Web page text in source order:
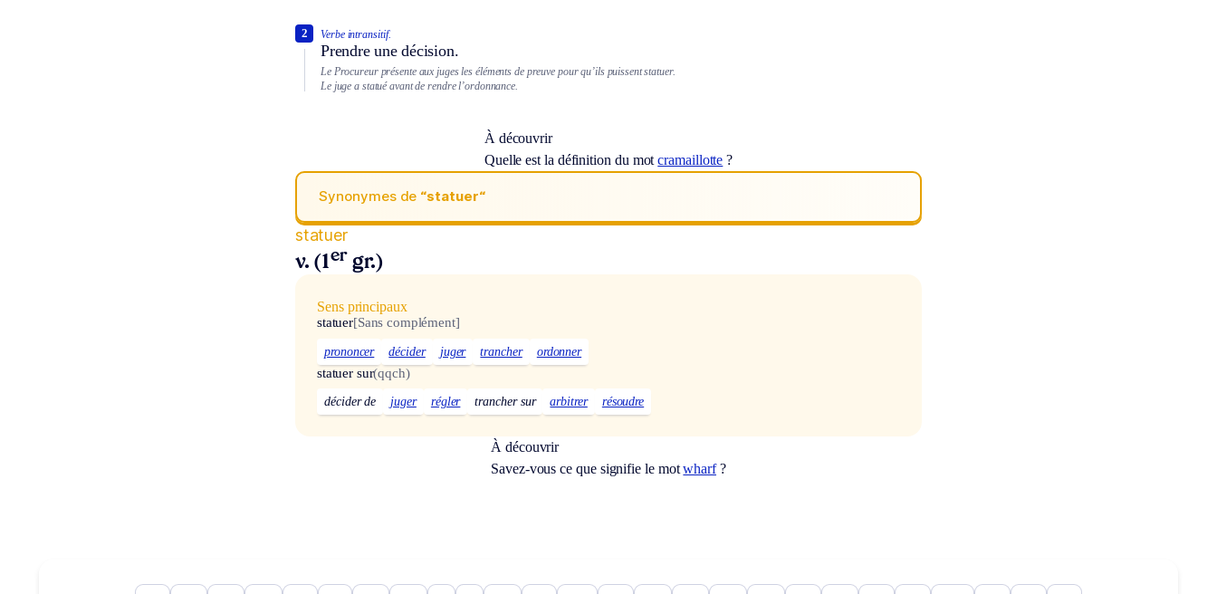
Verbe intransitif.
Prendre une décision.
2
Le Procureur présente aux juges les éléments de preuve pour qu’ils puissent statuer.
Le juge a statué avant de rendre l’ordonnance.
À découvrir
Quelle est la définition du motcramaillotte ?
Synonymes de “statuer“
statuer
v. (1er gr.)
Sens principaux
statuer[Sans complément]
prononcer décider juger trancher ordonner
statuer sur(qqch)
décider de juger régler trancher sur arbitrer résoudre
À découvrir
Savez-vous ce que signifie le motwharf?